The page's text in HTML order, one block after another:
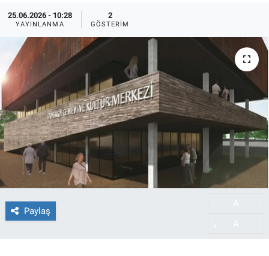
25.06.2026 - 10:28
YAYINLANMA
2
GÖSTERIM
Paylaş
Künye
Son Dakika Haberleri
Haber Arşivi